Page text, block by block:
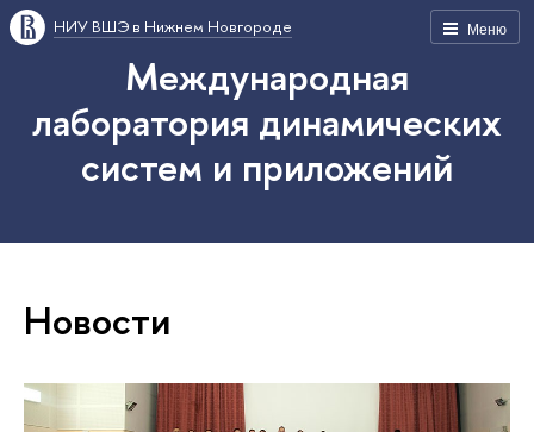
Меню
НИУ ВШЭ в Нижнем Новгороде
Международная
лаборатория динамических
систем и приложений
Новости